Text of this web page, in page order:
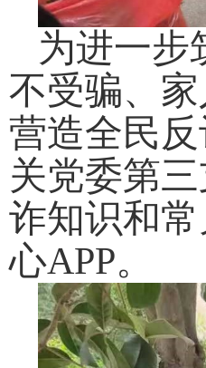
为进一步
不受骗、
营造全民
关党委第
诈知识和
心APP。